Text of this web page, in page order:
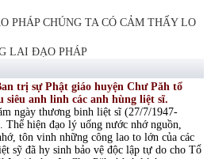
PHÁP CHÚNG TA CÓ CẢM THẤY LO
LAI ĐẠO PHÁP
trị sự Phật giáo huyện Chư Păh tổ
siêu anh linh các anh hùng liệt sĩ.
ngày thương binh liệt sĩ (27/7/1947-
Thể hiện đạo lý uống nước nhớ nguồn,
tôn vinh những công lao to lớn của các
sỹ đã hy sinh bảo vệ độc lập tự do cho Tổ